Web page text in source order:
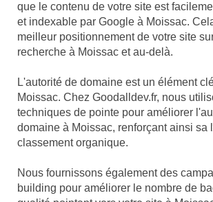
que le contenu de votre site est
et indexable par Google à Moissac.
meilleur positionnement de votre site
recherche à Moissac et au-delà.
L'autorité de domaine est un élément
Moissac. Chez Goodalldev.fr, nous
techniques de pointe pour améliorer
domaine à Moissac, renforçant ainsi sa
classement organique.
Nous fournissons également des
building pour améliorer le nombre de